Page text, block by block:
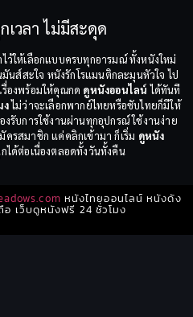
เวลา ไม่มีสะดุด
ว้ให้เลือกแบบครบทุกอารมณ์ ทั้งหนังใหม่
ส์สะใจ หนังรักโรแมนติกละมุนหัวใจ ไป
องพร้อมให้คุณกด ดูหนังออนไลน์ ได้ทันที
งไม่ว่าจะเลือกพากย์ไทยหรือซับไทยก็มีให้
รับการใช้งานผ่านทุกอุปกรณ์ ใช้งานง่าย
ครสมาชิก แค่คลิกเข้ามา ก็เริ่ม ดูหนัง
ได้ต่อเนื่องตลอดทั้งวันทั้งคืน
หนังไทยออนไลน์ หนังดัง
เว็บดูหนังฟรี 24 ชั่วโมง